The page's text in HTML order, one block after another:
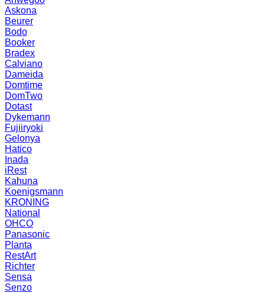
Askona
Beurer
Bodo
Booker
Bradex
Calviano
Dameida
Domtime
DomTwo
Dotast
Dykemann
Fujiiryoki
Gelonya
Hatico
Inada
iRest
Kahuna
Koenigsmann
KRONING
National
OHCO
Panasonic
Planta
RestArt
Richter
Sensa
Senzo